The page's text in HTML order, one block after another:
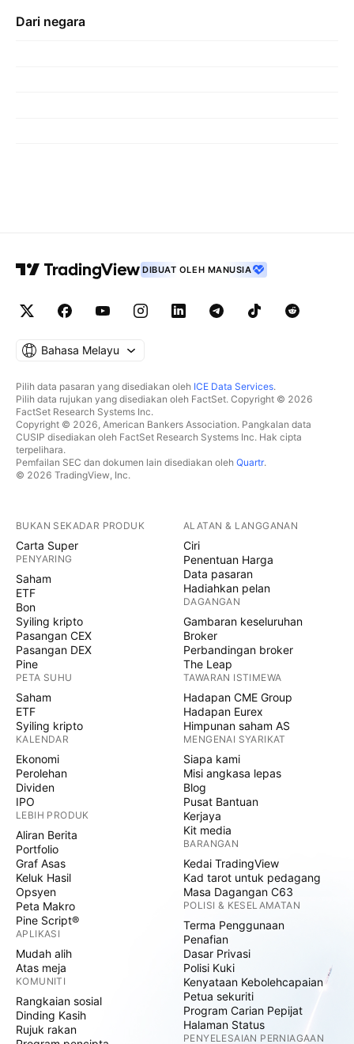
Dari negara
DIBUAT OLEH MANUSIA
Bahasa Melayu
Pilih data pasaran yang disediakan oleh ICE Data Services.
Pilih data rujukan yang disediakan oleh FactSet. Copyright © 2026
FactSet Research Systems Inc.
Copyright © 2026, American Bankers Association. Pangkalan data
CUSIP disediakan oleh FactSet Research Systems Inc. Hak cipta
terpelihara.
Pemfailan SEC dan dokumen lain disediakan oleh Quartr.
© 2026 TradingView, Inc.
BUKAN SEKADAR PRODUK
Carta Super
PENYARING
Saham
ETF
Bon
Syiling kripto
Pasangan CEX
Pasangan DEX
Pine
PETA SUHU
Saham
ETF
Syiling kripto
KALENDAR
Ekonomi
Perolehan
Dividen
IPO
LEBIH PRODUK
Aliran Berita
Portfolio
Graf Asas
Keluk Hasil
Opsyen
Peta Makro
Pine Script®
APLIKASI
Mudah alih
Atas meja
KOMUNITI
Rangkaian sosial
Dinding Kasih
Rujuk rakan
ALATAN & LANGGANAN
Ciri
Penentuan Harga
Data pasaran
Hadiahkan pelan
DAGANGAN
Gambaran keseluruhan
Broker
Perbandingan broker
The Leap
TAWARAN ISTIMEWA
Hadapan CME Group
Hadapan Eurex
Himpunan saham AS
MENGENAI SYARIKAT
Siapa kami
Misi angkasa lepas
Blog
Pusat Bantuan
Kerjaya
Kit media
BARANGAN
Kedai TradingView
Kad tarot untuk pedagang
Masa Dagangan C63
POLISI & KESELAMATAN
Terma Penggunaan
Penafian
Dasar Privasi
Polisi Kuki
Kenyataan Kebolehcapaian
Petua sekuriti
Program Carian Pepijat
Halaman Status
PENYELESAIAN PERNIAGAAN